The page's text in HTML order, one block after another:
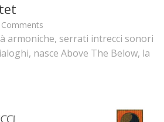
armoniche, serrati intrecci sonori
nasce Above The Below, la